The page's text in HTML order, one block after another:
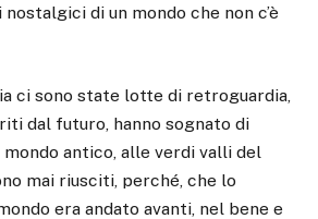
di un mondo che non c’è
ci sono state lotte di retroguardia,
dal futuro, hanno sognato di
mondo antico, alle verdi valli del
mai riusciti, perché, che lo
era andato avanti, nel bene e